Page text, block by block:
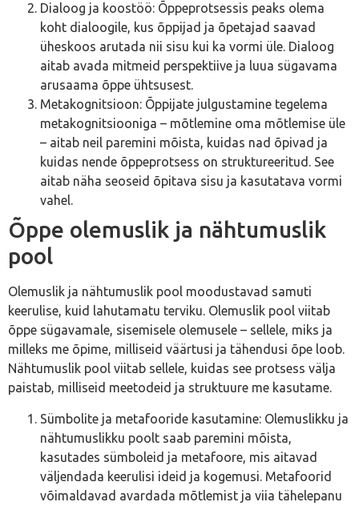
Dialoog ja koostöö: Õppeprotsessis peaks olema
koht dialoogile, kus õppijad ja õpetajad saavad
üheskoos arutada nii sisu kui ka vormi üle. Dialoog
aitab avada mitmeid perspektiive ja luua sügavama
arusaama õppe ühtsusest.
Metakognitsioon: Õppijate julgustamine tegelema
metakognitsiooniga – mõtlemine oma mõtlemise üle
– aitab neil paremini mõista, kuidas nad õpivad ja
kuidas nende õppeprotsess on struktureeritud. See
aitab näha seoseid õpitava sisu ja kasutatava vormi
vahel.
Õppe olemuslik ja nähtumuslik
pool
Olemuslik ja nähtumuslik pool moodustavad samuti
keerulise, kuid lahutamatu terviku. Olemuslik pool viitab
õppe sügavamale, sisemisele olemusele – sellele, miks ja
milleks me õpime, milliseid väärtusi ja tähendusi õpe loob.
Nähtumuslik pool viitab sellele, kuidas see protsess välja
paistab, milliseid meetodeid ja struktuure me kasutame.
Sümbolite ja metafooride kasutamine: Olemuslikku ja
nähtumuslikku poolt saab paremini mõista,
kasutades sümboleid ja metafoore, mis aitavad
väljendada keerulisi ideid ja kogemusi. Metafoorid
võimaldavad avardada mõtlemist ja viia tähelepanu